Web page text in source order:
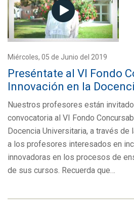
Miércoles, 05 de Junio del 2019
Preséntate al VI Fondo
Innovación en la
Nuestros profesores están
convocatoria al VI Fondo
Docencia Universitaria, a través de
a los profesores interesados en
innovadoras en los procesos de
de sus cursos. Recuerda que…